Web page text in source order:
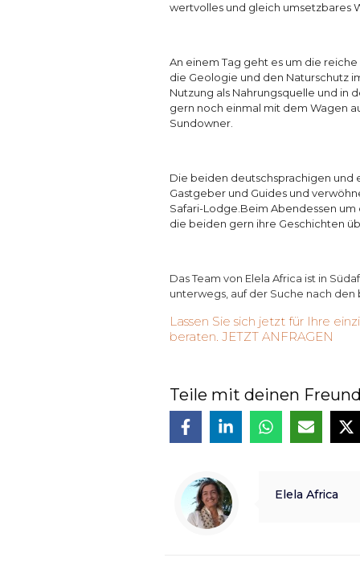
wertvolles und gleich umsetzbares
An einem Tag geht es um die
die Geologie und den Naturschutz
Nutzung als Nahrungsquelle und in
gern noch einmal mit dem Wagen
Sundowner.
Die beiden deutschsprachigen und
Gastgeber und Guides und
Safari-Lodge.Beim Abendessen
die beiden gern ihre Geschichten
Das Team von Elela Africa ist in
unterwegs, auf der Suche nach
Lassen Sie sich jetzt für Ihre
beraten. JETZT ANFRAGEN
Teile mit deinen
Elela Africa